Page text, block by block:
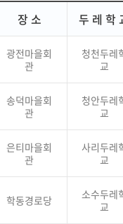
장 소 두 레 학
광전마을회
관
청천두레
교
송덕마을회
관
청안두레
교
은티마을회
관
사리두레
교
학동경로당
소수두레
교